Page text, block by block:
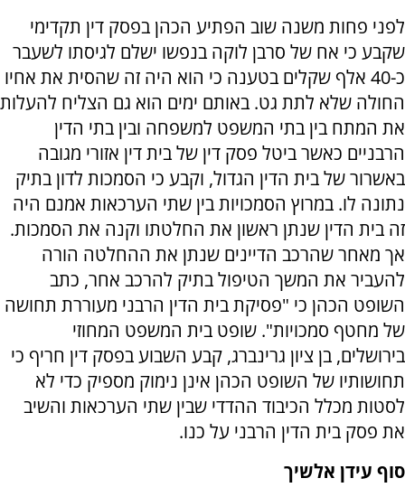
לפני פחות משנה שוב הפתיע הכהן בפסק דין תקדימי
שקבע כי אח של סרבן לוקה בנפשו ישלם לגיסתו לשעבר
כ-40 אלף שקלים בטענה כי הוא היה זה שהסית את אחיו
החולה שלא לתת גט. באותם ימים הוא גם הצליח להעלות
את המתח בין בתי המשפט למשפחה ובין בתי הדין
הרבניים כאשר ביטל פסק דין של בית דין אזורי מגובה
באשרור של בית הדין הגדול, וקבע כי הסמכות לדון בתיק
נתונה לו. במרוץ הסמכויות בין שתי הערכאות אמנם היה
זה בית הדין שנתן ראשון את החלטתו וקנה את הסמכות.
אך מאחר שהרכב הדיינים שנתן את ההחלטה הורה
להעביר את המשך הטיפול בתיק להרכב אחר, כתב
השופט הכהן כי "פסיקת בית הדין הרבני מעוררת תחושה
של מחטף סמכויות". שופט בית המשפט המחוזי
בירושלים, בן ציון גרינברג, קבע השבוע בפסק דין חריף כי
תחושותיו של השופט הכהן אינן נימוק מספיק כדי לא
לסטות מכלל הכיבוד ההדדי שבין שתי הערכאות והשיב
את פסק בית הדין הרבני על כנו.
סוף עידן אלשיך